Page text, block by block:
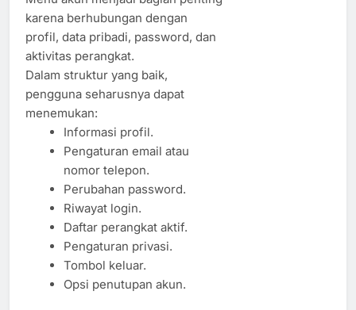
karena berhubungan dengan
profil, data pribadi, password, dan
aktivitas perangkat.
Dalam struktur yang baik,
pengguna seharusnya dapat
menemukan:
Informasi profil.
Pengaturan email atau
nomor telepon.
Perubahan password.
Riwayat login.
Daftar perangkat aktif.
Pengaturan privasi.
Tombol keluar.
Opsi penutupan akun.